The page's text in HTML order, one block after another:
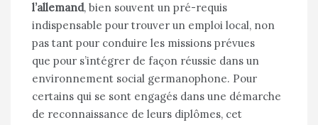
l’allemand, bien souvent un pré-requis
indispensable pour trouver un emploi local, non
pas tant pour conduire les missions prévues
que pour s’intégrer de façon réussie dans un
environnement social germanophone. Pour
certains qui se sont engagés dans une démarche
de reconnaissance de leurs diplômes, cet